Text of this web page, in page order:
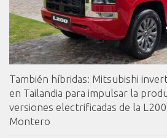
También híbridas: Mitsubishi
en Tailandia para impulsar la
versiones electrificadas de la
Montero